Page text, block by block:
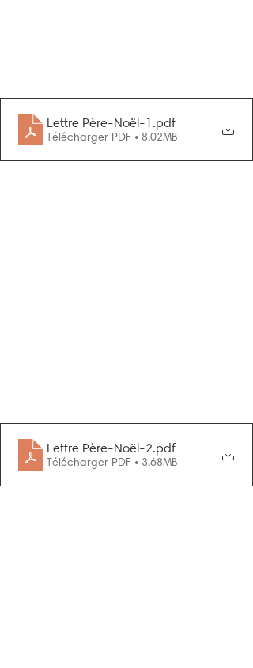
Lettre Père-Noël-1 .pdf
Télécharger PDF • 8.02MB
Lettre Père-Noël-2.pdf
Télécharger PDF • 3.68MB